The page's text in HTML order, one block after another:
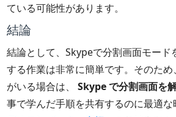
ている可能性があります。
結論
結論として、Skypeで分割画面モード
する作業は非常に簡単です。そのた
がいる場合は、Skype で分割画面を
事で学んだ手順を共有するのに最適な